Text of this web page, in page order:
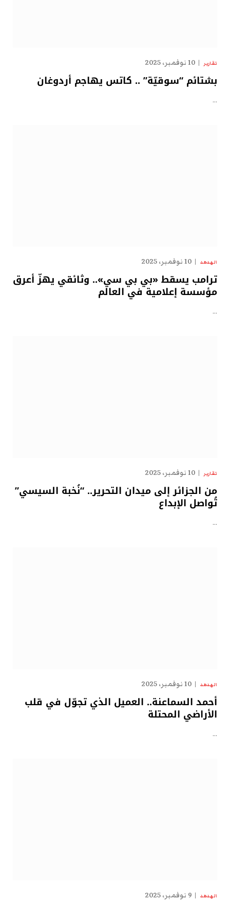
تقارير 10 نوفمبر، 2025
بشتائم “سوقيّة” .. كاتس يهاجم أردوغان
…
الهدهد 10 نوفمبر، 2025
ترامب يسقط «بي بي سي».. وثائقي يهزّ أعرق
مؤسسة إعلامية في العالم
…
تقارير 10 نوفمبر، 2025
من الجزائر إلى ميدان التحرير.. “نُخبة السيسي”
تُواصل الإبداع
…
الهدهد 10 نوفمبر، 2025
أحمد السماعنة.. العميل الذي تجوّل في قلب
الأراضي المحتلة
…
الهدهد 9 نوفمبر، 2025